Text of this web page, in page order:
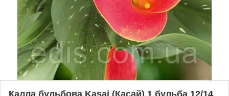
Калла бульбова Kasai (Касай) 1 бульба 12/14